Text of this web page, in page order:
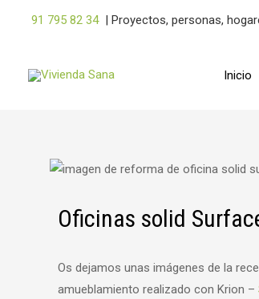
91 795 82 34 | Proyectos, personas,
Inicio
Oficinas solid
Os dejamos unas imágenes de la
amueblamiento realizado con Krion –
Navegación
entradas